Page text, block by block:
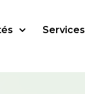
Services